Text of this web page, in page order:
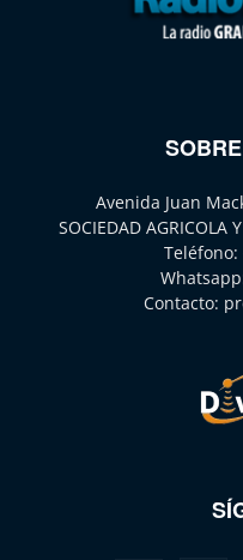
Avenida Juan
SOCIEDAD AGRICOLA
Teléfono:
Contacto: